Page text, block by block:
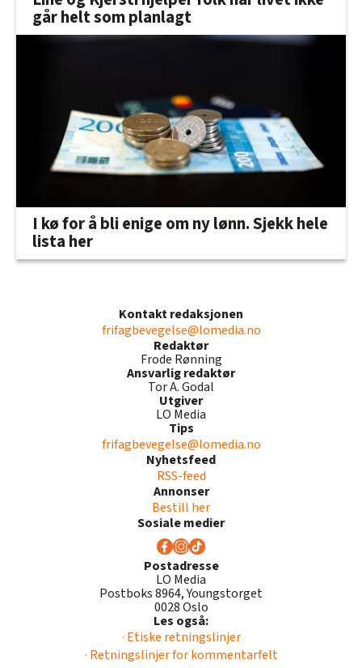
går helt som planlagt
I kø for å bli enige om ny lønn. Sjekk hele
lista her
Kontakt redaksjonen
frifagbevegelse@lomedia.no
Redaktør
Frode Rønning
Ansvarlig redaktør
Tor A. Godal
Utgiver
LO Media
Tips
frifagbevegelse@lomedia.no
Nyhetsfeed
RSS-feed
Annonser
Bestill her
Sosiale medier
Postadresse
LO Media
Postboks 8964, Youngstorget
0028 Oslo
Les også:
· Etiske retningslinjer
· Retningslinjer for kommentarfelt